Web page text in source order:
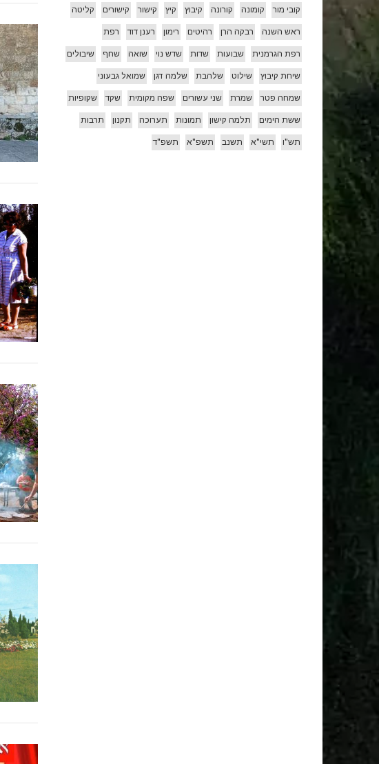
קובי מור קומונה קורונה קיבוץ קיץ קישור קישורים קליטה
ראש השנה רבקה הרן רהיטים רימון רענן דוד רפת
רפת הגרמנית שבועות שדות שדש נוי שואה שחף שיבולים
שיחת קיבוץ שילוט שלהבת שלמה דגן שמואל גבעוני
שמחה פטר שמרת שני עשורים שפה מקומית שקד שקופיות
ששת הימים תלמה קישון תמונות תערוכה תקנון תרבות
תש"ו תשי"א תשנב תשפ"א תשפ"ד